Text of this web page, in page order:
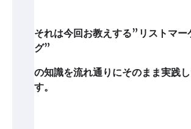
それは今回お教えする”リストマー
グ”
の知識を流れ通りにそのまま実践
す。